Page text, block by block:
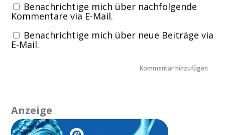
Benachrichtige mich über nachfolgende
Kommentare via E-Mail.
Benachrichtige mich über neue Beiträge via
E-Mail.
Anzeige